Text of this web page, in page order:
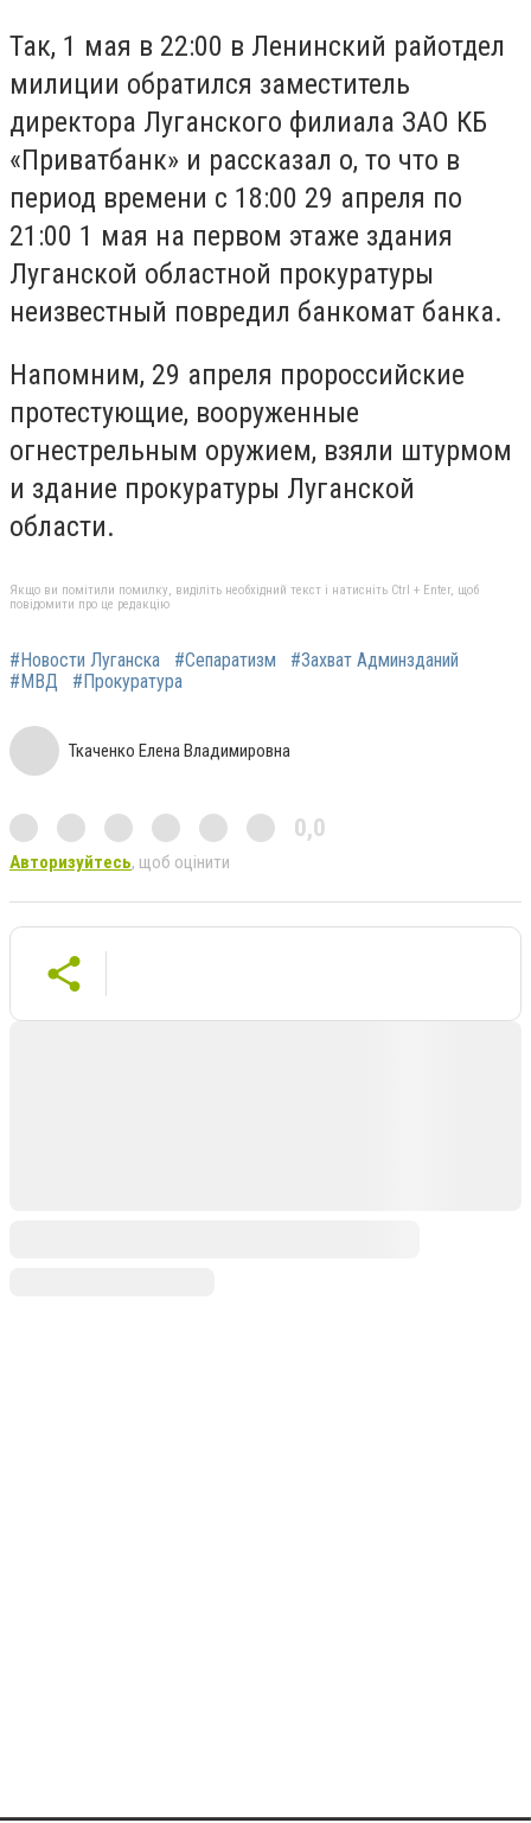
Так, 1 мая в 22:00 в Ленинский райотдел
милиции обратился заместитель
директора Луганского филиала ЗАО КБ
«Приватбанк» и рассказал о, то что в
период времени с 18:00 29 апреля по
21:00 1 мая на первом этаже здания
Луганской областной прокуратуры
неизвестный повредил банкомат банка.
Напомним, 29 апреля пророссийские
протестующие, вооруженные
огнестрельным оружием, взяли штурмом
и здание прокуратуры Луганской
области.
Якщо ви помітили помилку, виділіть необхідний текст і натисніть Ctrl + Enter, щоб
повідомити про це редакцію
#Новости Луганска #Сепаратизм
#Захват Админзданий
#МВД
#Прокуратура
Ткаченко Елена Владимировна
0,0
Авторизуйтесь, щоб оцінити